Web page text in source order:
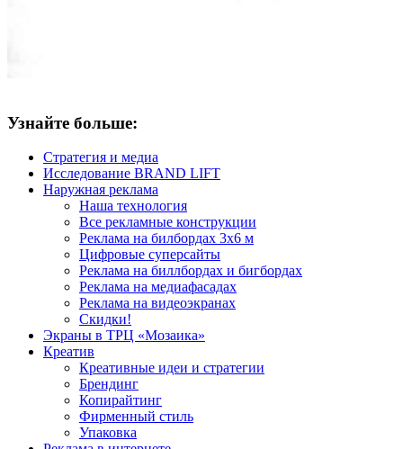
Узнайте больше:
Стратегия и медиа
Исследование BRAND LIFT
Наружная реклама
Наша технология
Все рекламные конструкции
Реклама на билбордах 3х6 м
Цифровые суперсайты
Реклама на биллбордах и бигбордах
Реклама на медиафасадах
Реклама на видеоэкранах
Скидки!
Экраны в ТРЦ «Мозаика»
Креатив
Креативные идеи и стратегии
Брендинг
Копирайтинг
Фирменный стиль
Упаковка